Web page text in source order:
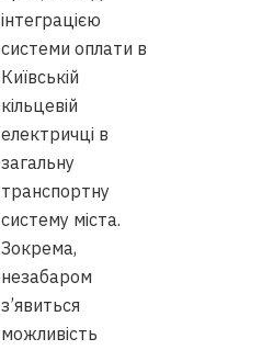
інтеграцією
системи оплати в
Київській
кільцевій
електричці в
загальну
транспортну
систему міста.
Зокрема,
незабаром
з’явиться
можливість